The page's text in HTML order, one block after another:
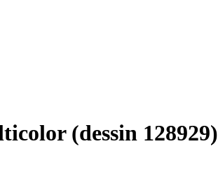
(dessin 128929)